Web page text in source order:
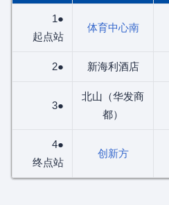
1●
起点站
体育中心南
2● 新海利酒店
3●
北山（华发商
都）
4●
终点站
创新方